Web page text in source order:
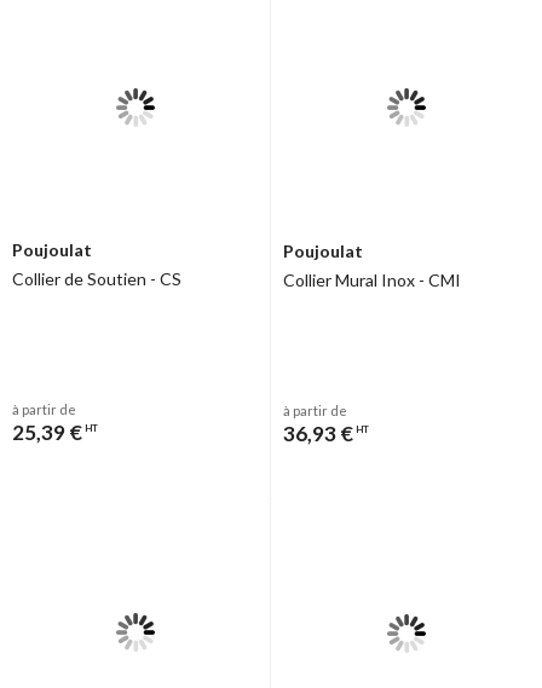
Poujoulat
Collier de Soutien - CS
à partir de
25,39 € HT
Poujoulat
Collier Mural Inox - CMI
à partir de
36,93 € HT